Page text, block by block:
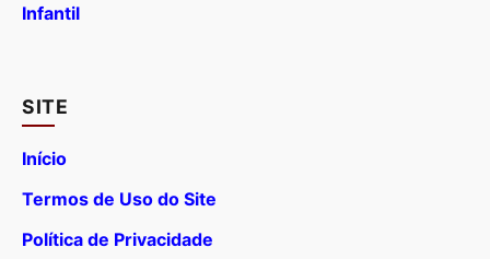
Infantil
SITE
Início
Termos de Uso do Site
Política de Privacidade